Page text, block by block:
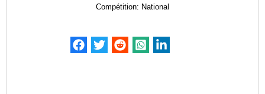
Compétition: National